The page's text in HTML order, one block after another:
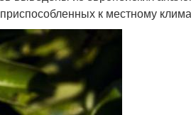
к местному